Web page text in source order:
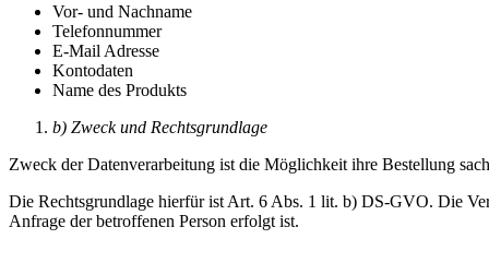
Vor- und Nachname
Telefonnummer
E-Mail Adresse
Kontodaten
Name des Produkts
b) Zweck und Rechtsgrundlage
Zweck der Datenverarbeitung ist die Möglichkeit ihre Bestellung
Die Rechtsgrundlage hierfür ist Art. 6 Abs. 1 lit. b) DS-GVO. Die
Anfrage der betroffenen Person erfolgt ist.